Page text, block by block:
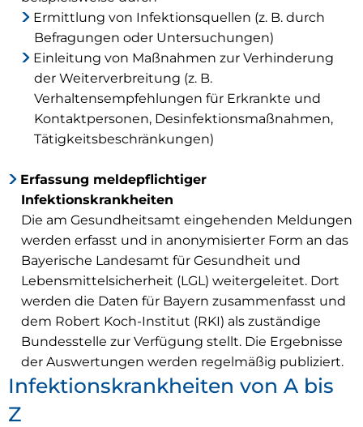
Ermittlung von Infektionsquellen (z. B. durch
Befragungen oder Untersuchungen)
Einleitung von Maßnahmen zur Verhinderung
der Weiterverbreitung (z. B.
Verhaltensempfehlungen für Erkrankte und
Kontaktpersonen, Desinfektionsmaßnahmen,
Tätigkeitsbeschränkungen)
Erfassung meldepflichtiger
Infektionskrankheiten
Die am Gesundheitsamt eingehenden Meldungen
werden erfasst und in anonymisierter Form an das
Bayerische Landesamt für Gesundheit und
Lebensmittelsicherheit (LGL) weitergeleitet. Dort
werden die Daten für Bayern zusammenfasst und
dem Robert Koch-Institut (RKI) als zuständige
Bundesstelle zur Verfügung stellt. Die Ergebnisse
der Auswertungen werden regelmäßig publiziert.
Infektionskrankheiten von A bis
Z